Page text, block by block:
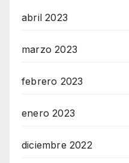
abril 2023
marzo 2023
febrero 2023
enero 2023
diciembre 2022